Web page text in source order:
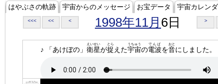
はやぶさの軌跡 宇宙からのメッセージ お宝データ 宇宙カレン
<<< << < 1998年11月 6日 >
♪ 「あけぼの」 衛星
えいせい
が捉
とら
えた宇宙
うちゅう
の電波
でんぱ
を音
おと
にしました。